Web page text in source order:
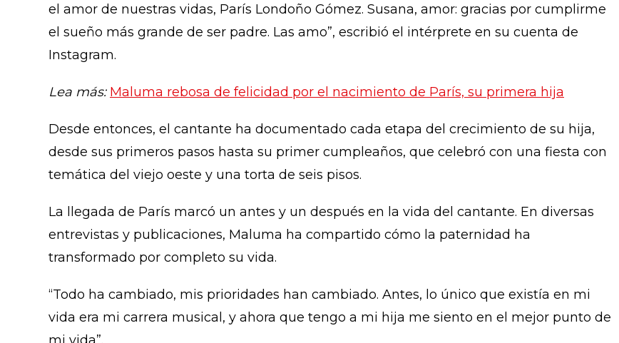
el amor de nuestras vidas, París Londoño Gómez. Susana, amor: gracias por cumplirme
el sueño más grande de ser padre. Las amo”, escribió el intérprete en su cuenta de
Instagram.
Lea más: Maluma rebosa de felicidad por el nacimiento de París, su primera hija
Desde entonces, el cantante ha documentado cada etapa del crecimiento de su hija,
desde sus primeros pasos hasta su primer cumpleaños, que celebró con una fiesta con
temática del viejo oeste y una torta de seis pisos.
La llegada de París marcó un antes y un después en la vida del cantante. En diversas
entrevistas y publicaciones, Maluma ha compartido cómo la paternidad ha
transformado por completo su vida.
“Todo ha cambiado, mis prioridades han cambiado. Antes, lo único que existía en mi
vida era mi carrera musical, y ahora que tengo a mi hija me siento en el mejor punto de